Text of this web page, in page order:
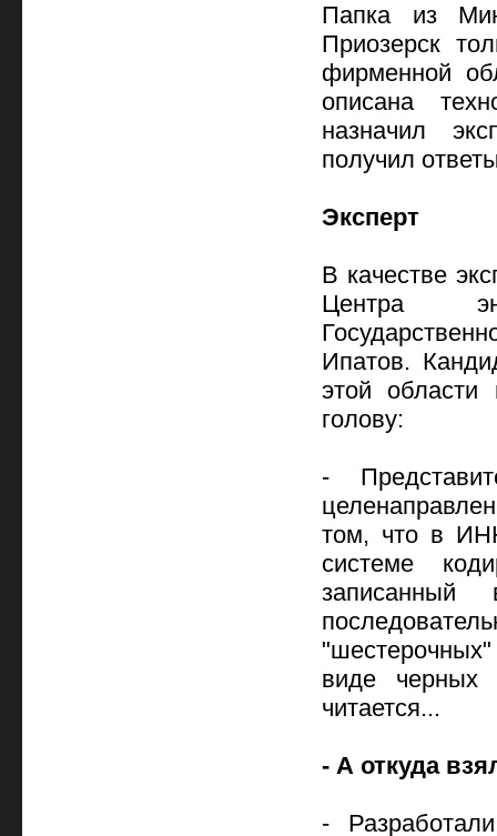
Папка из
Приозерск
фирменной
описана
назначил
получил
Эксперт
В качестве
Центра
Ипатов.
этой
голову:
-
том, что в
системе
виде черных
читается...
- А откуда
-